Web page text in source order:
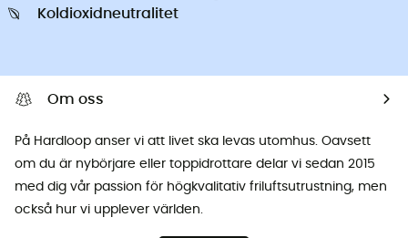
Koldioxidneutralitet
Om oss
På Hardloop anser vi att livet ska levas utomhus. Oavsett
om du är nybörjare eller toppidrottare delar vi sedan 2015
med dig vår passion för högkvalitativ friluftsutrustning, men
också hur vi upplever världen.